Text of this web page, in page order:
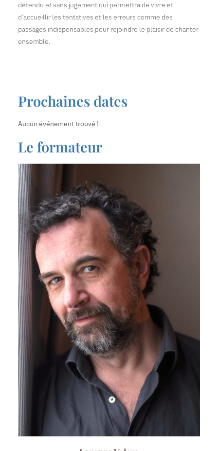
détendu et sans jugement qui permettra de vivre et
d’accueillir les tentatives et les erreurs comme des
passages indispensables pour rejoindre le plaisir de chanter
ensemble.
Prochaines dates
Aucun événement trouvé !
Le formateur